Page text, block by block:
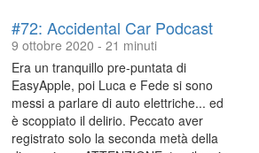
#72: Accidental Car Podcast
9 ottobre 2020 - 21 minuti
Era un tranquillo pre-puntata di
EasyApple, poi Luca e Fede si sono
messi a parlare di auto elettriche... ed
è scoppiato il delirio. Peccato aver
registrato solo la seconda metà della